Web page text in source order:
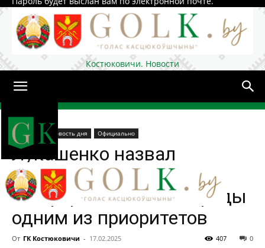
Костюковичи. Новости
Домой
В стране Новость дня Официально
Лукашенко назвал
развитие в Беларуси
комфортной бизнес-среды
одним из приоритетов
От ГК Костюковичи - 17.02.2025 0
407